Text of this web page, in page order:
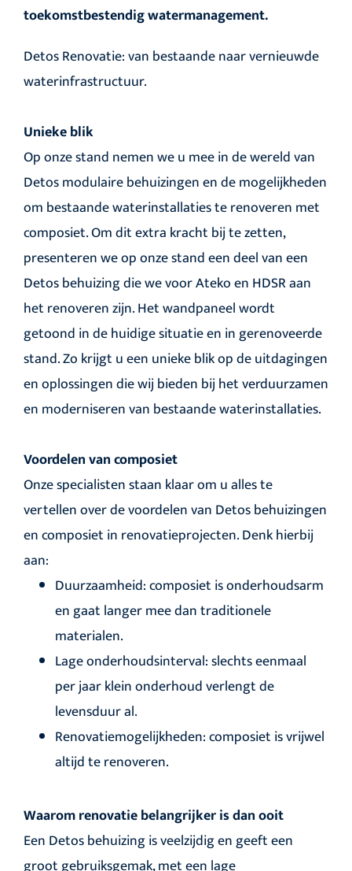
toekomstbestendig watermanagement.
Detos Renovatie: van bestaande naar vernieuwde
waterinfrastructuur.
Unieke blik
Op onze stand nemen we u mee in de wereld van
Detos modulaire behuizingen en de mogelijkheden
om bestaande waterinstallaties te renoveren met
composiet. Om dit extra kracht bij te zetten,
presenteren we op onze stand een deel van een
Detos behuizing die we voor Ateko en HDSR aan
het renoveren zijn. Het wandpaneel wordt
getoond in de huidige situatie en in gerenoveerde
stand. Zo krijgt u een unieke blik op de uitdagingen
en oplossingen die wij bieden bij het verduurzamen
en moderniseren van bestaande waterinstallaties.
Voordelen van composiet
Onze specialisten staan klaar om u alles te
vertellen over de voordelen van Detos behuizingen
en composiet in renovatieprojecten. Denk hierbij
aan:
Duurzaamheid: composiet is onderhoudsarm
en gaat langer mee dan traditionele
materialen.
Lage onderhoudsinterval: slechts eenmaal
per jaar klein onderhoud verlengt de
levensduur al.
Renovatiemogelijkheden: composiet is vrijwel
altijd te renoveren.
Waarom renovatie belangrijker is dan ooit
Een Detos behuizing is veelzijdig en geeft een
groot gebruiksgemak, met een lage